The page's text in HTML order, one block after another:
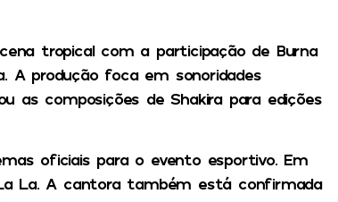
tropical com a participação de Burna
A produção foca em sonoridades
as composições de Shakira para edições
oficiais para o evento esportivo. Em
La. A cantora também está confirmada